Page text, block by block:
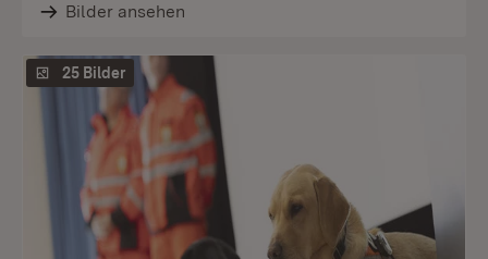
Bilder ansehen
25 Bilder